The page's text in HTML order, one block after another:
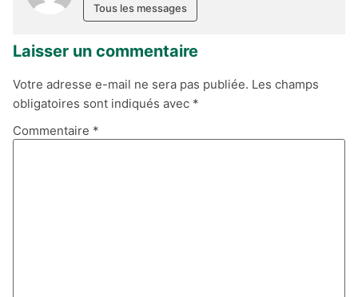
Tous les messages
Laisser un commentaire
Votre adresse e-mail ne sera pas publiée. Les champs
obligatoires sont indiqués avec *
Commentaire *